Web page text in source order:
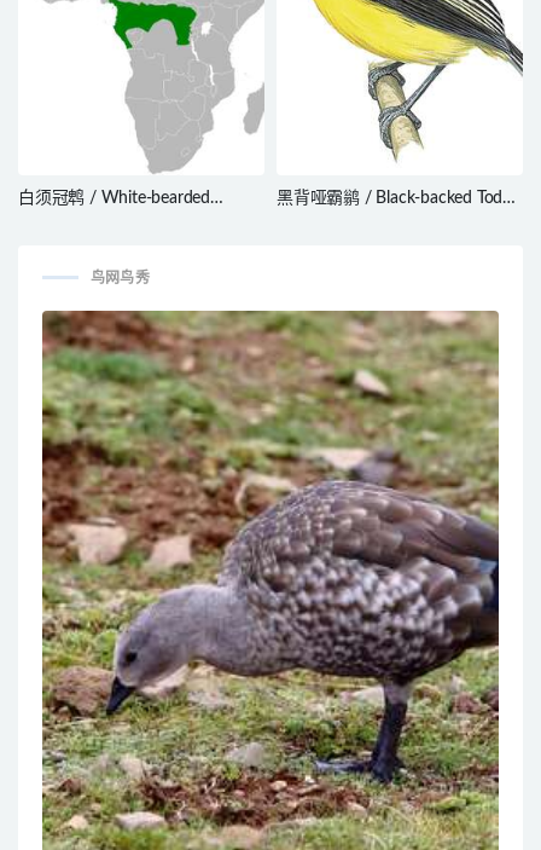
白须冠鹎 / White-bearded
黑背哑霸鹟 / Black-backed Tody-
鸟网鸟秀